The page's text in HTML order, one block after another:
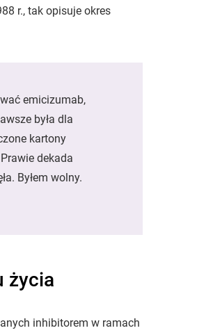
r., tak opisuje okres
emicizumab,
była dla
kartony
dekada
Byłem wolny.
życia
inhibitorem w ramach